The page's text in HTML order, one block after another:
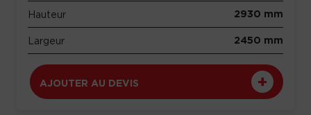
Hauteur 2930 mm
Largeur 2450 mm
AJOUTER AU DEVIS